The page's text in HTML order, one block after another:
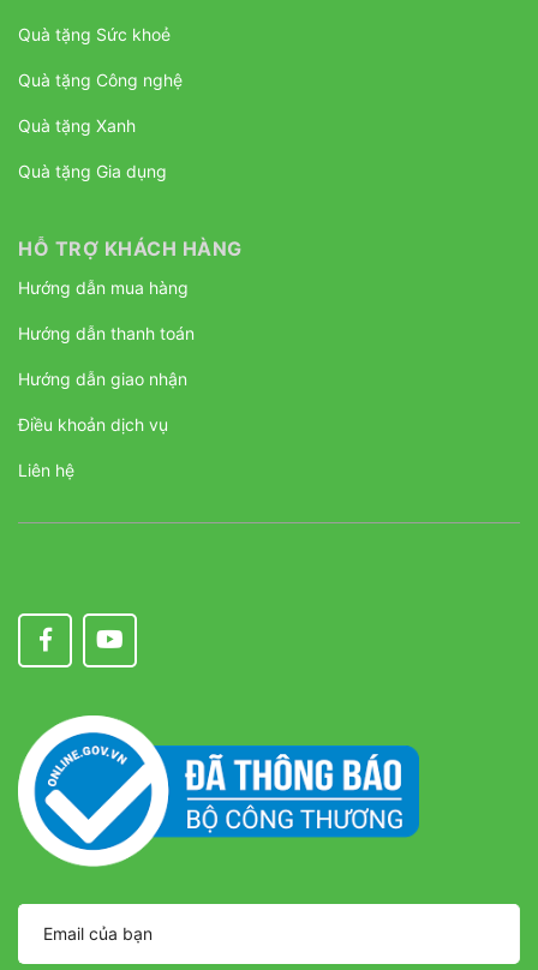
Quà tặng Sức khoẻ
Quà tặng Công nghệ
Quà tặng Xanh
Quà tặng Gia dụng
HỖ TRỢ KHÁCH HÀNG
Hướng dẫn mua hàng
Hướng dẫn thanh toán
Hướng dẫn giao nhận
Điều khoản dịch vụ
Liên hệ